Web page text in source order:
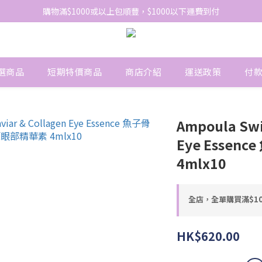
網站免費登記會員，會員優惠價於結帳時自動扣減
購物滿$1000或以上包順豐，$1000以下運費到付
網站免費登記會員，會員優惠價於結帳時自動扣減
商品 短期特價商品 商店介紹 運送政策 付
Ampoula
Eye Essence
4mlx10
全店，全單購買滿
HK$620.00